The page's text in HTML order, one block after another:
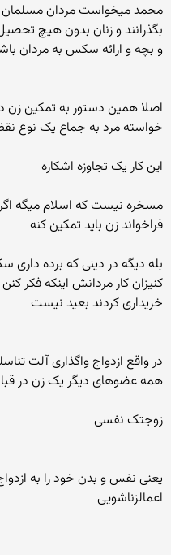
محمد میخواست مردان مسلمان
بگذرانند و زنان بدون هیچ
و بچه و ارائه سکس به مردان
اصلا همین دستور به تمکین زن
خواسته مرد به جماع یک نوع
این کار یک تجاوزه اشکاره
مسخره نیست که اسلام میگه
فراخواند زن باید تمکین کنه
بله دیگه در دینی که برده
کنیزان کار مردانش اینکه فکر
خریداری کردند بعید نیست
در واقع ازدواج واگذاری آلت
همه عضوهای دیگر یک زن در
زوجتک نفسی
یعنی نفس و بدن خود را به
اعمالزناشویی